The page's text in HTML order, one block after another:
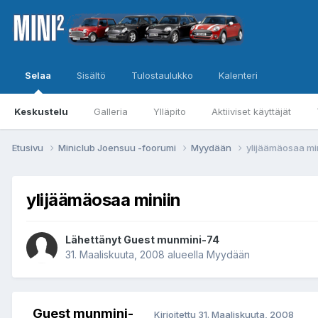
Selaa
Keskustelu Galleria Ylläpito Aktiiviset käyttäjät
Sisältö Tulostaulukko Kalenteri
Etusivu Miniclub Joensuu -foorumi Myydään ylijäämäosaa
ylijäämäosaa miniin
Lähettänyt Guest munmini-74
31. Maaliskuuta, 2008 alueella Myydään
Guest munmini-
Kirjoitettu 31. Maaliskuuta, 2008